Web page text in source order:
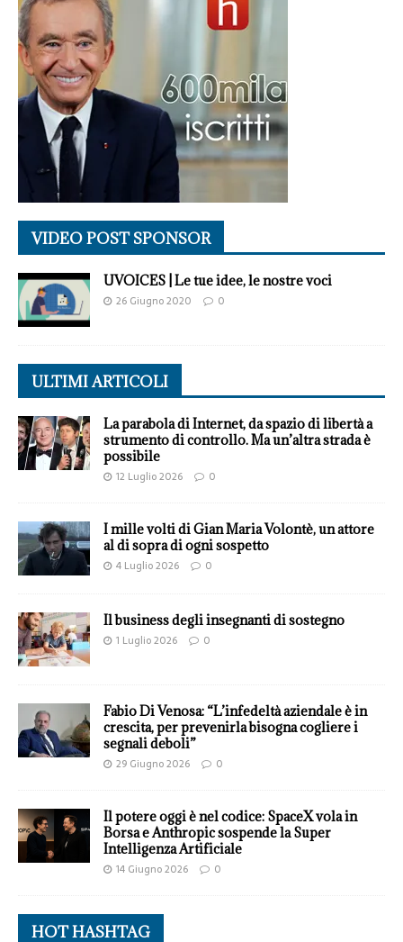
VIDEO POST SPONSOR
UVOICES | Le tue idee, le nostre voci
26 Giugno 2020 0
ULTIMI ARTICOLI
La parabola di Internet, da spazio di libertà a
strumento di controllo. Ma un’altra strada è
possibile
12 Luglio 2026 0
I mille volti di Gian Maria Volontè, un attore
al di sopra di ogni sospetto
4 Luglio 2026 0
Il business degli insegnanti di sostegno
1 Luglio 2026 0
Fabio Di Venosa: “L’infedeltà aziendale è in
crescita, per prevenirla bisogna cogliere i
segnali deboli”
29 Giugno 2026 0
Il potere oggi è nel codice: SpaceX vola in
Borsa e Anthropic sospende la Super
Intelligenza Artificiale
14 Giugno 2026 0
HOT HASHTAG